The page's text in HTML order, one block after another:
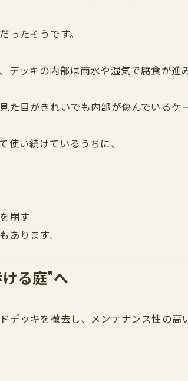
ったそうです。
デッキの内部は雨水や湿気で腐食が
た目がきれいでも内部が傷んでいるケ
使い続けているうちに、
崩す
あります。
る庭”へ
デッキを撤去し、メンテナンス性の